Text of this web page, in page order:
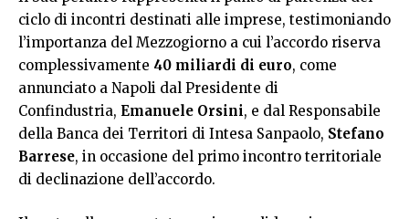
ciclo di incontri destinati alle imprese, testimoniando
l’importanza del Mezzogiorno a cui l’accordo riserva
complessivamente 40 miliardi di euro, come
annunciato a Napoli dal Presidente di
Confindustria, Emanuele Orsini, e dal Responsabile
della Banca dei Territori di Intesa Sanpaolo, Stefano
Barrese, in occasione del primo incontro territoriale
di declinazione dell’accordo.